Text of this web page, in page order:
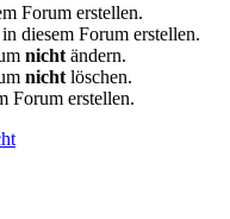
Forum erstellen.
diesem Forum erstellen.
nicht ändern.
nicht löschen.
Forum erstellen.